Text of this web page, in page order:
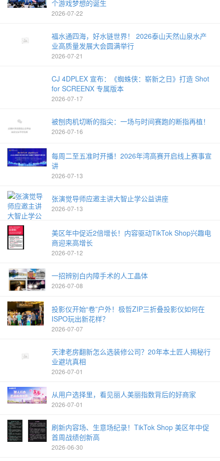
个游戏梦想的诞生
2026-07-22
福水通四海，好水链世界！ 2026泰山天然山泉水产
业高质量发展大会圆满举行
2026-07-21
CJ 4DPLEX 宣布：《蜘蛛侠：崭新之日》打造 Shot
for SCREENX 专属版本
2026-07-17
被刨肉机切断的指尖：一场与时间赛跑的断指再植！
2026-07-16
每周二至五准时开播！2026年湾高赛开启线上赛事宣
讲
2026-07-13
张演觉导师应邀主讲大智止学公益讲座
2026-07-13
美区年中促近2倍增长！内容驱动TikTok Shop兴趣电
商迎来高增长
2026-07-12
一招辨别白内障手术的人工晶体
2026-07-08
投影仪开始“卷”户外！极哲ZIP三折叠投影仪如何在
ISPO玩出新花样？
2026-07-07
天津老房翻新怎么选装修公司？20年本土匠人揭秘行
业避坑真相
2026-07-01
从用户选择里，看见丽人美丽指数背后的好商家
2026-07-01
刷新内容场、生意场纪录！TikTok Shop 美区年中促
首周战绩创新高
2026-06-30